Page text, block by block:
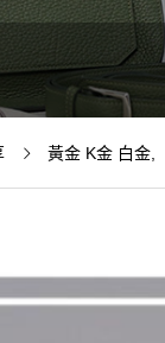
黃金 K金 白金